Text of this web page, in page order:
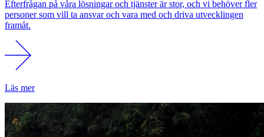
Efterfrågan på våra lösningar och tjänster är stor, och vi behöver fler
personer som vill ta ansvar och vara med och driva utvecklingen
framåt.
Läs mer